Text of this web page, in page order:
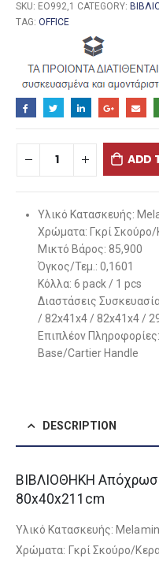
SKU: ΕΟ992,1 CATEGORY:
TAG: OFFICE
ADD
Υλικό Κατασκευής:
Χρώματα: Γκρί Σκούρο/
Μικτό Βάρος: 85,900
Όγκος/Τεμ.: 0,1601
Κόλλα: 6 pack / 1 pcs
Διαστάσεις
/ 82x41x4 / 82x41x4 /
Επιπλέον
Base/Cartier Handle
DESCRIPTION
ΒΙΒΛΙΟΘΗΚΗ
80x40x211cm
Υλικό Κατασκευής:
Χρώματα: Γκρί Σκούρο/